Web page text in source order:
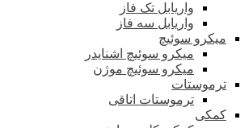
واریابل تک فاز
واریابل سه فاز
میکرو سوئیچ
میکرو سوئیچ اشنایدر
میکرو سوئیچ موژن
ترموستات
ترموستات اتاقی
کمکی